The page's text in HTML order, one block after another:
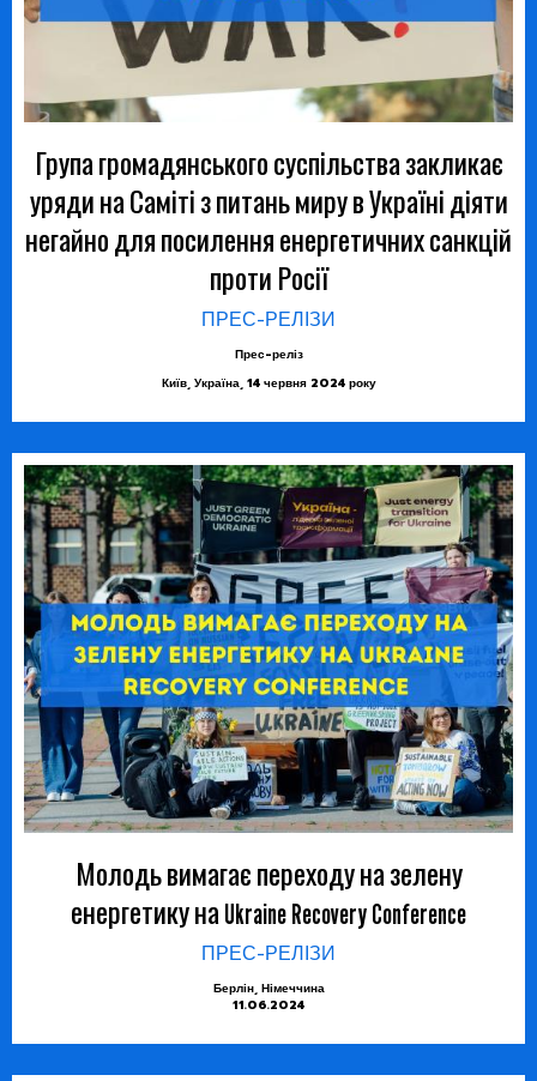
Група громадянського суспільства закликає
уряди на Саміті з питань миру в Україні діяти
негайно для посилення енергетичних санкцій
проти Росії
ПРЕС-РЕЛІЗИ
Прес-реліз
Київ, Україна, 14 червня 2024 року
Молодь вимагає переходу на зелену
енергетику на Ukraine Recovery Conference
ПРЕС-РЕЛІЗИ
Берлін, Німеччина
11.06.2024